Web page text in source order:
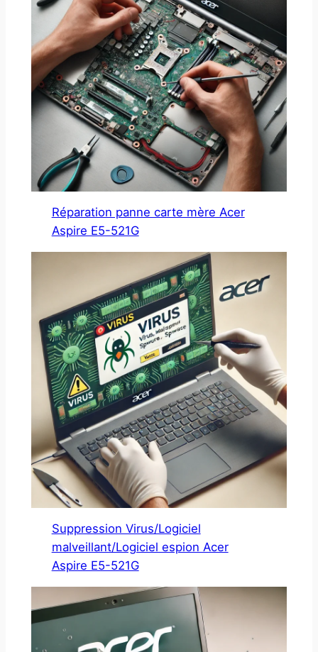
Réparation panne carte mère Acer
Aspire E5-521G
Suppression Virus/Logiciel
malveillant/Logiciel espion Acer
Aspire E5-521G